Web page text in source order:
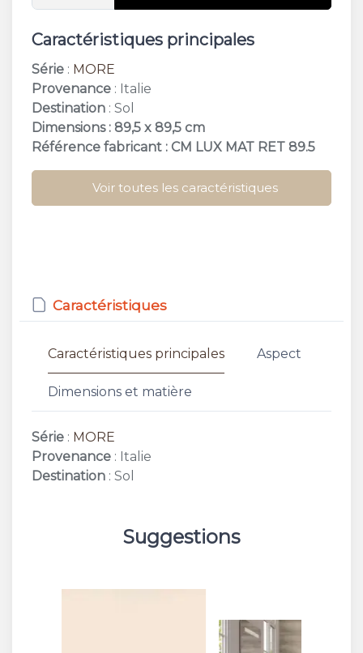
Caractéristiques principales
Série : MORE
Provenance : Italie
Destination : Sol
Dimensions : 89,5 x 89,5 cm
Référence fabricant : CM LUX MAT RET 89.5
Voir toutes les caractéristiques
Caractéristiques
Caractéristiques principales Aspect
Dimensions et matière
Série : MORE
Provenance : Italie
Destination : Sol
Suggestions